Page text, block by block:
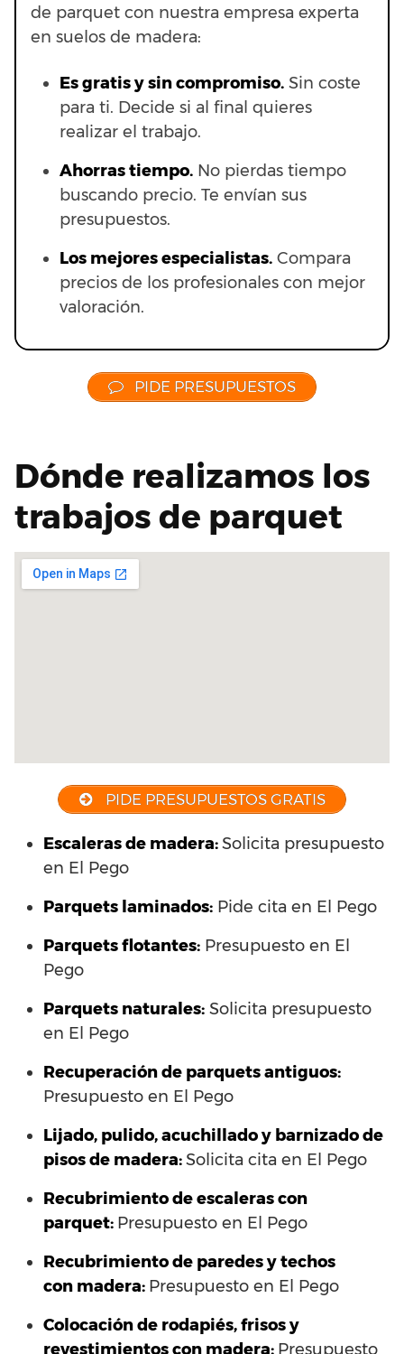
de parquet con nuestra empresa experta
en suelos de madera:
Es gratis y sin compromiso. Sin coste
para ti. Decide si al final quieres
realizar el trabajo.
Ahorras tiempo. No pierdas tiempo
buscando precio. Te envían sus
presupuestos.
Los mejores especialistas. Compara
precios de los profesionales con mejor
valoración.
PIDE PRESUPUESTOS
Dónde realizamos los
trabajos de parquet
PIDE PRESUPUESTOS GRATIS
Escaleras de madera:Solicita presupuesto
en El Pego
Parquets laminados: Pide cita en El Pego
Parquets flotantes: Presupuesto en El
Pego
Parquets naturales: Solicita presupuesto
en El Pego
Recuperación de parquets antiguos:
Presupuesto en El Pego
Lijado, pulido, acuchillado y barnizado de
pisos de madera:Solicita cita en El Pego
Recubrimiento de escaleras con
parquet: Presupuesto en El Pego
Recubrimiento de paredes y techos
con madera: Presupuesto en El Pego
Colocación de rodapiés, frisos y
revestimientos con madera: Presupuesto